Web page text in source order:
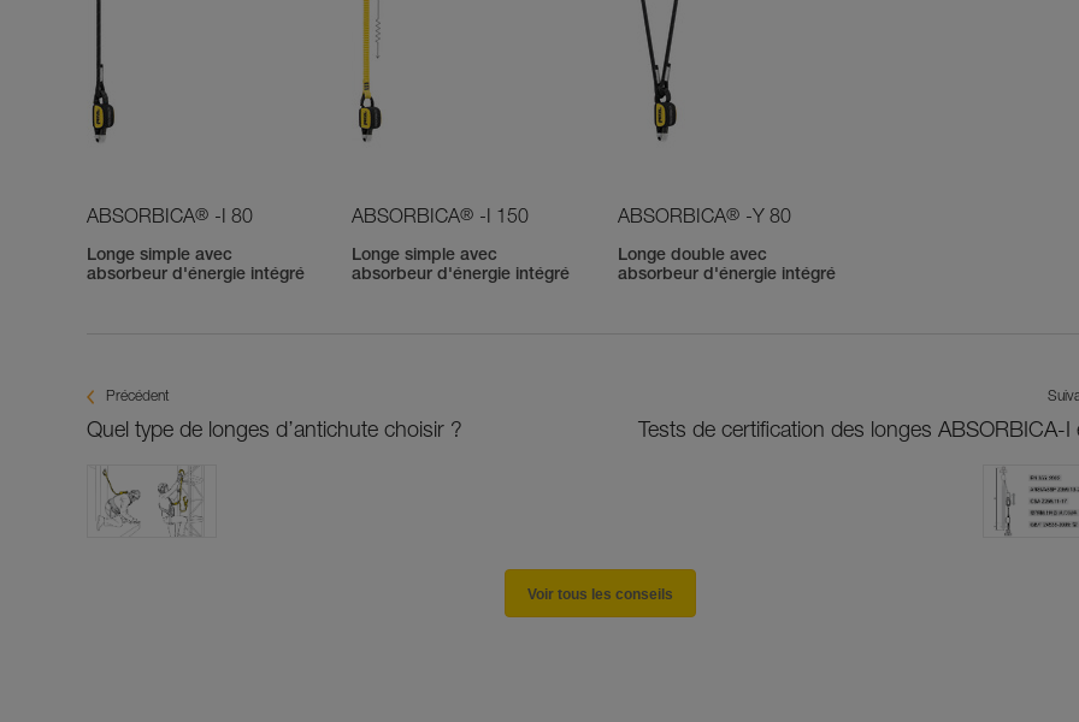
ABSORBICA® -I 80
Longe simple avec
absorbeur d'énergie intégré
ABSORBICA® -I 150
Longe simple avec
absorbeur d'énergie intégré
ABSORBICA® -Y 80
Longe double avec
absorbeur d'énergie intégré
Précédent
Quel type de longes d’antichute choisir ? Tests de certification des longes ABSORBICA-I
Voir tous les conseils